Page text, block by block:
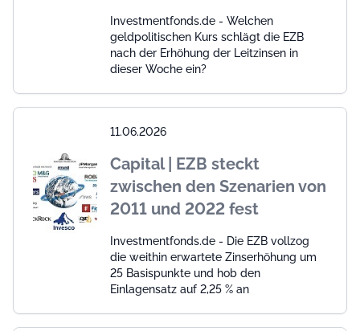
Investmentfonds.de - Welchen
geldpolitischen Kurs schlägt die EZB
nach der Erhöhung der Leitzinsen in
dieser Woche ein?
11.06.2026
Capital | EZB steckt
zwischen den Szenarien von
2011 und 2022 fest
Investmentfonds.de - Die EZB vollzog
die weithin erwartete Zinserhöhung um
25 Basispunkte und hob den
Einlagensatz auf 2,25 % an